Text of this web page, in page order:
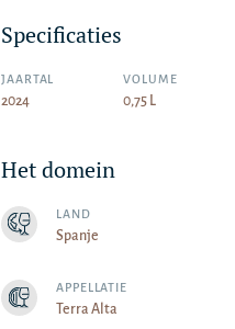
Specificaties
JAARTAL
2024
VOLUME
0,75 L
Het domein
LAND
Spanje
APPELLATIE
Terra Alta